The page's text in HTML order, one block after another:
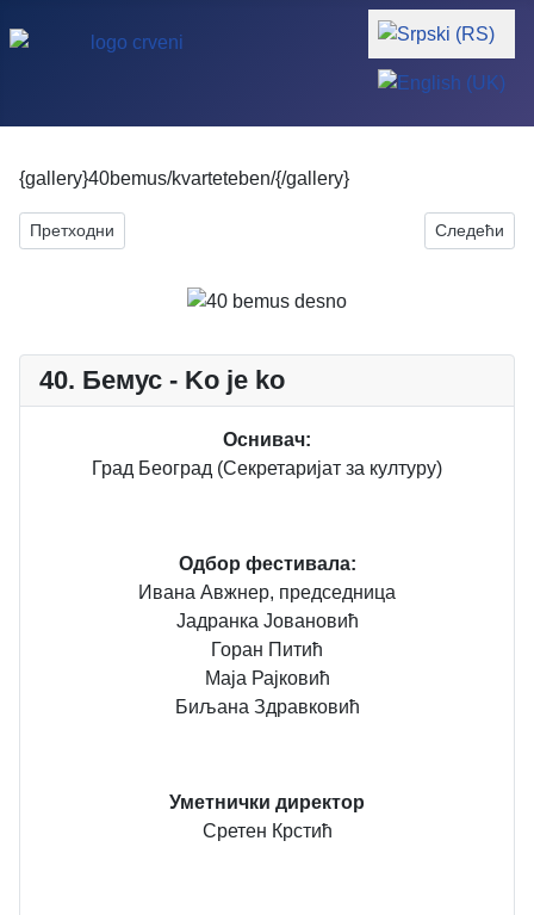
Изаберите ваш
{gallery}40bemus/kvarteteben/{/gallery}
Претходни чланак: Душко Гојковић
Претходни Следећи
Следећи
40. Бемус - Ko je ko
Оснивач:
Град Београд (Секретаријат за културу)
Одбор фестивала:
Ивана Авжнер, председница
Јадранка Јовановић
Горан Питић
Маја Рајковић
Биљана Здравковић
Уметнички директор
Сретен Крстић